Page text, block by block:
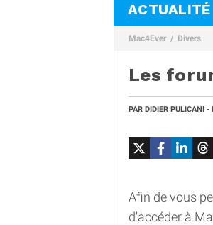
ACTUALITÉ
Mac4Ever Divers
Les
PAR DIDIER PULICANI -
Afin de vous
d'accéder à